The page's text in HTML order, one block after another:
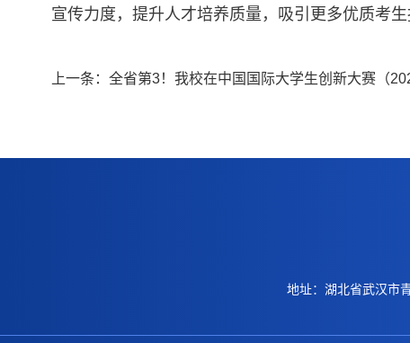
宣传力度，提升人才培养质量，吸引更多优质考
上一条： 全省第3！我校在中国国际大学生创新大赛（
地址：湖北省武汉市